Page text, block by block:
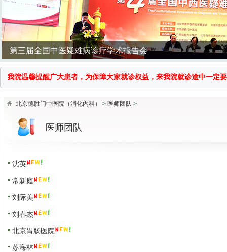
第三届全国中医疑难病诊疗学术报告会
院温馨提醒广大患者，为保障大家就诊权益，来我院就诊途中一定要
北京德胜门中医院（消化内科） > 医师团队 >
医师团队
沈英
常新庭
刘际美
刘春杰
北京胃肠医院
苏海林